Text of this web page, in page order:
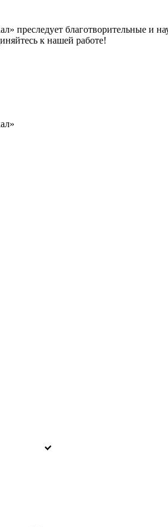
преследует благотворительные и
к нашей работе!